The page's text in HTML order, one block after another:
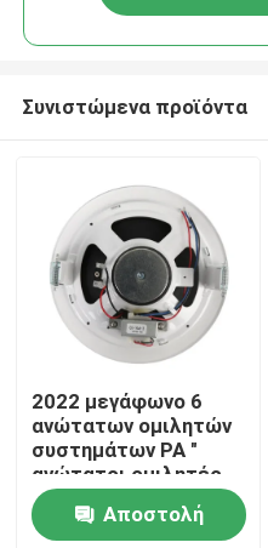
Συνιστώμενα προϊόντα
2022 μεγάφωνο 6
ανώτατων ομιλητών
συστημάτων PA "
ανώτατοι ομιλητές
1.5W-3W-6W
Αποστολή